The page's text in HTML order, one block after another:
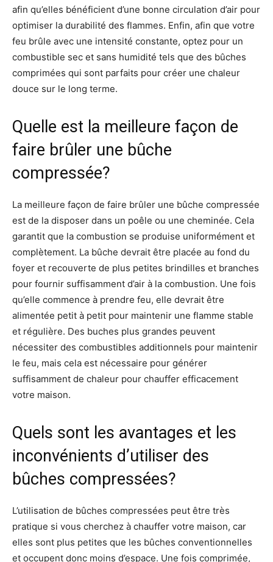
afin qu’elles bénéficient d’une bonne circulation d’air pour
optimiser la durabilité des flammes. Enfin, afin que votre
feu brûle avec une intensité constante, optez pour un
combustible sec et sans humidité tels que des bûches
comprimées qui sont parfaits pour créer une chaleur
douce sur le long terme.
Quelle est la meilleure façon de
faire brûler une bûche
compressée?
La meilleure façon de faire brûler une bûche compressée
est de la disposer dans un poêle ou une cheminée. Cela
garantit que la combustion se produise uniformément et
complètement. La bûche devrait être placée au fond du
foyer et recouverte de plus petites brindilles et branches
pour fournir suffisamment d’air à la combustion. Une fois
qu’elle commence à prendre feu, elle devrait être
alimentée petit à petit pour maintenir une flamme stable
et régulière. Des buches plus grandes peuvent
nécessiter des combustibles additionnels pour maintenir
le feu, mais cela est nécessaire pour générer
suffisamment de chaleur pour chauffer efficacement
votre maison.
Quels sont les avantages et les
inconvénients d’utiliser des
bûches compressées?
L’utilisation de bûches compressées peut être très
pratique si vous cherchez à chauffer votre maison, car
elles sont plus petites que les bûches conventionnelles
et occupent donc moins d’espace. Une fois comprimée,